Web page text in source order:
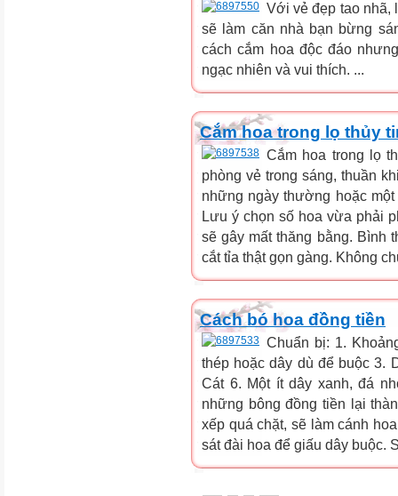
Với vẻ đẹp tao nhã,
sẽ làm căn nhà bạn bừng
cách cắm hoa độc đáo
ngạc nhiên và vui thích. ...
Cắm hoa trong lọ thủy
Cắm hoa trong lọ
phòng vẻ trong sáng, thuần
những ngày thường hoặc
Lưu ý chọn số hoa vừa phải
sẽ gây mất thăng bằng. Bình
cắt tỉa thật gọn gàng. Không
Cách bó hoa đồng tiền
Chuẩn bị: 1.
thép hoặc dây dù để buộc 3.
Cát 6. Một ít dây xanh, đá
những bông đồng tiền lại
xếp quá chặt, sẽ làm cánh
sát đài hoa để giấu dây buộc.